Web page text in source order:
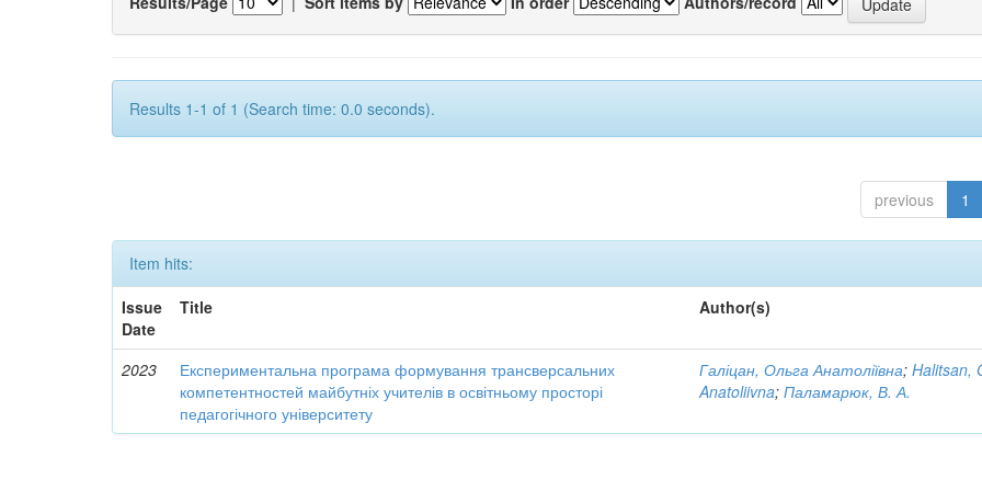
Results 1-1 of 1 (Search time: 0.0 seconds).
previous 1
Item hits:
Issue
Date
Title Author(s)
2023
Експериментальна програма формування трансверсальних
компетентностей майбутніх учителів в освітньому просторі
педагогічного університету
Галіцан, Ольга Анатоліївна;Halitsan,
Anatoliivna;Паламарюк, В. А.